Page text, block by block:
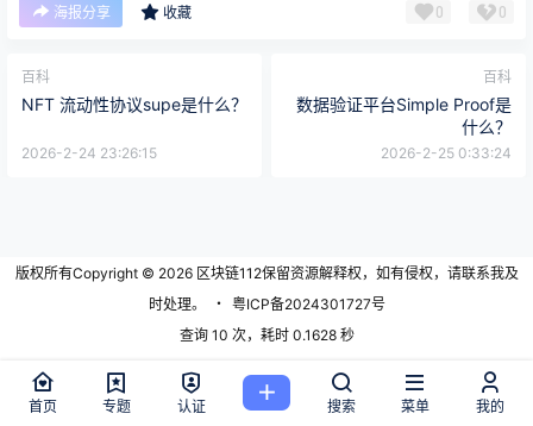
海报分享 收藏 0 0
百科
NFT 流动性协议supe是什么？
2026-2-24 23:26:15
百科
数据验证平台Simple Proof是
什么？
2026-2-25 0:33:24
版权所有Copyright © 2026区块链112保留资源解释权，如有侵权，请联系我及
时处理。
・ 粤ICP备2024301727号
查询 10 次，耗时 0.1628 秒
首页 专题 认证 搜索 菜单 我的